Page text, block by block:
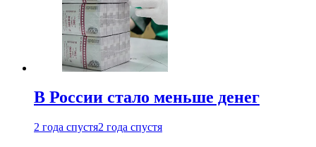
В России стало меньше денег
2 года спустя2 года спустя